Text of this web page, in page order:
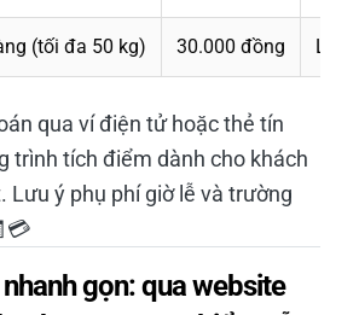
(tối đa 50 kg) 30.000 đồng Liên
qua ví điện tử hoặc thẻ tín
trình tích điểm dành cho khách
Lưu ý phụ phí giờ lễ và trường
gọn: qua website